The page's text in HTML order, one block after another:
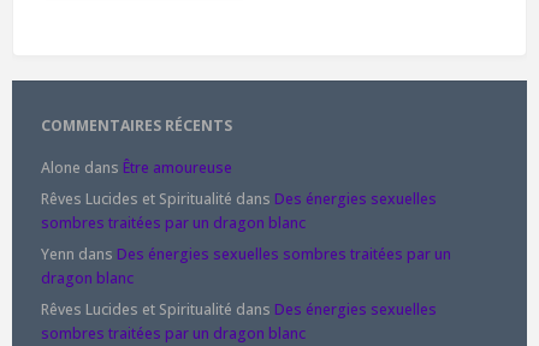
COMMENTAIRES RÉCENTS
Alone dans Être amoureuse
Rêves Lucides et Spiritualité dans Des énergies sexuelles
sombres traitées par un dragon blanc
Yenn dans Des énergies sexuelles sombres traitées par un
dragon blanc
Rêves Lucides et Spiritualité dans Des énergies sexuelles
sombres traitées par un dragon blanc